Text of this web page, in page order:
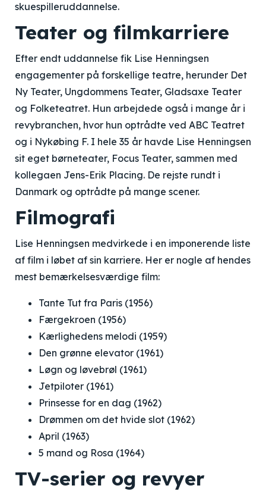
skuespilleruddannelse.
Teater og filmkarriere
Efter endt uddannelse fik Lise Henningsen
engagementer på forskellige teatre, herunder Det
Ny Teater, Ungdommens Teater, Gladsaxe Teater
og Folketeatret. Hun arbejdede også i mange år i
revybranchen, hvor hun optrådte ved ABC Teatret
og i Nykøbing F. I hele 35 år havde Lise Henningsen
sit eget børneteater, Focus Teater, sammen med
kollegaen Jens-Erik Placing. De rejste rundt i
Danmark og optrådte på mange scener.
Filmografi
Lise Henningsen medvirkede i en imponerende liste
af film i løbet af sin karriere. Her er nogle af hendes
mest bemærkelsesværdige film:
Tante Tut fra Paris (1956)
Færgekroen (1956)
Kærlighedens melodi (1959)
Den grønne elevator (1961)
Løgn og løvebrøl (1961)
Jetpiloter (1961)
Prinsesse for en dag (1962)
Drømmen om det hvide slot (1962)
April (1963)
5 mand og Rosa (1964)
TV-serier og revyer